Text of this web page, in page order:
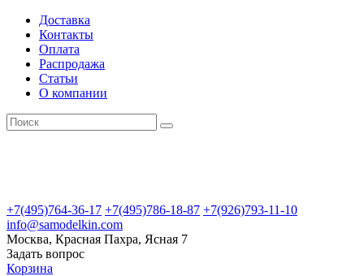
Доставка
Контакты
Оплата
Распродажа
Статьи
О компании
+7(495)764-36-17 +7(495)786-18-87 +7(926)793-11-10
info@samodelkin.com
Москва, Красная Пахра, Ясная 7
Задать вопрос
Корзина